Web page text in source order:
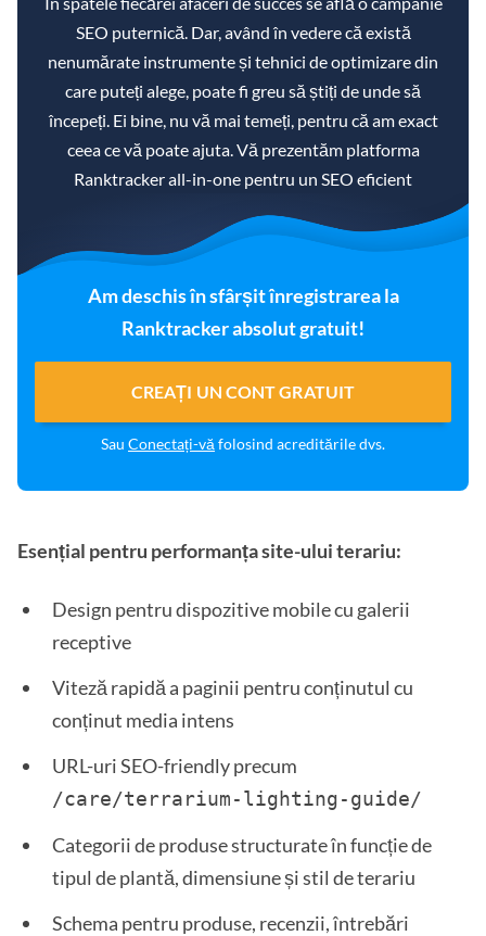
SEO puternică. Dar, având în vedere că există
nenumărate instrumente și tehnici de optimizare din
care puteți alege, poate fi greu să știți de unde să
începeți. Ei bine, nu vă mai temeți, pentru că am exact
ceea ce vă poate ajuta. Vă prezentăm platforma
Ranktracker all-in-one pentru un SEO eficient
Am deschis în sfârșit înregistrarea la
Ranktracker absolut gratuit!
CREAȚI UN CONT GRATUIT
Sau Conectați-vă folosind acreditările dvs.
Esențial pentru performanța site-ului terariu:
Design pentru dispozitive mobile cu galerii
receptive
Viteză rapidă a paginii pentru conținutul cu
conținut media intens
URL-uri SEO-friendly precum
/care/terrarium-lighting-guide/
Categorii de produse structurate în funcție de
tipul de plantă, dimensiune și stil de terariu
Schema pentru produse, recenzii, întrebări